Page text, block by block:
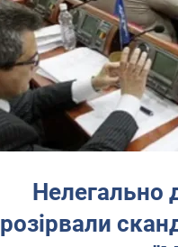
Нелегально
розірвали